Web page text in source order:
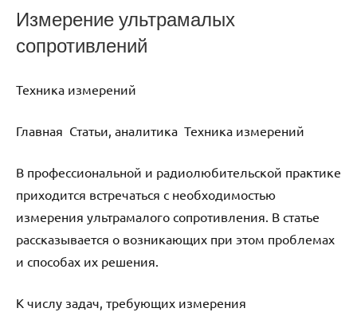
Измерение ультрамалых
сопротивлений
Техника измерений
Главная Статьи, аналитика Техника измерений
В профессиональной и радиолюбительской практике
приходится встречаться с необходимостью
измерения ультрамалого сопротивления. В статье
рассказывается о возникающих при этом проблемах
и способах их решения.
К числу задач, требующих измерения